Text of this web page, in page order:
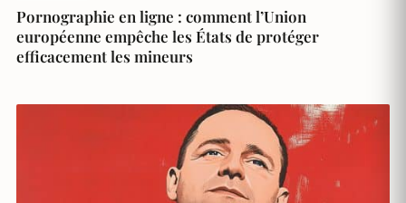
Pornographie en ligne : comment l’Union
européenne empêche les États de protéger
efficacement les mineurs